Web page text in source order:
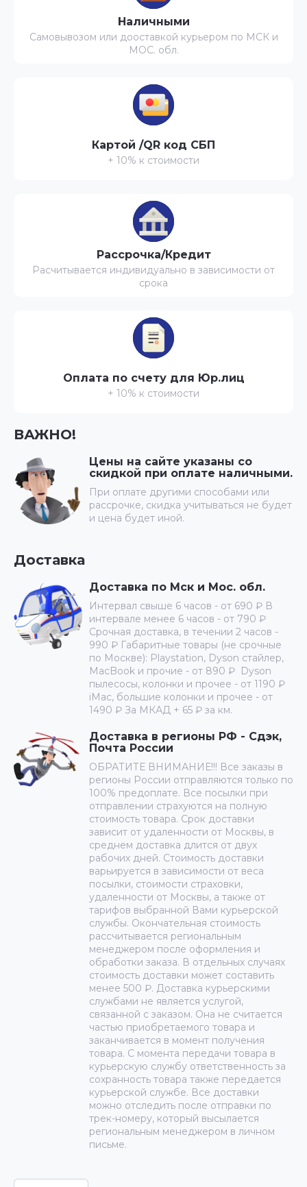
ВАЖНО!
Цены на сайте указаны со
скидкой при оплате наличными.
При оплате другими способами или
рассрочке, скидка учитываться не будет
и цена будет иной.
Наличными
Самовывозом или дооставкой курьером по МСК и
МОС. обл.
Картой /QR код СБП
+ 10% к стоимости
Рассрочка/Кредит
Расчитывается индивидуально в зависимости от
срока
Оплата по счету для Юр.лиц
+ 10% к стоимости
Доставка
Доставка по Мск и Мос. обл.
Интервал свыше 6 часов - от 690 ₽ В
интервале менее 6 часов - от 790 ₽
Срочная доставка, в течении 2 часов -
990 ₽ Габаритные товары (не срочные
по Москве): Playstation, Dyson стайлер,
MacBook и прочие - от 890 ₽ Dyson
пылесосы, колонки и прочее - от 1190 ₽
iMac, большие колонки и прочее - от
1490 ₽ За МКАД + 65 ₽ за км.
Доставка в регионы РФ - Сдэк,
Почта России
ОБРАТИТЕ ВНИМАНИЕ!!! Все заказы в
регионы России отправляются только по
100% предоплате. Все посылки при
отправлении страхуются на полную
стоимость товара. Срок доставки
зависит от удаленности от Москвы, в
среднем доставка длится от двух
рабочих дней. Стоимость доставки
варьируется в зависимости от веса
посылки, стоимости страховки,
удаленности от Москвы, а также от
тарифов выбранной Вами курьерской
службы. Окончательная стоимость
рассчитывается региональным
менеджером после оформления и
обработки заказа. В отдельных случаях
стоимость доставки может составить
менее 500 ₽. Доставка курьерскими
службами не является услугой,
связанной с заказом. Она не считается
частью приобретаемого товара и
заканчивается в момент получения
товара. С момента передачи товара в
курьерскую службу ответственность за
сохранность товара также передается
курьерской службе. Все доставки
можно отследить после отправки по
трек-номеру, который высылается
региональным менеджером в личном
письме.